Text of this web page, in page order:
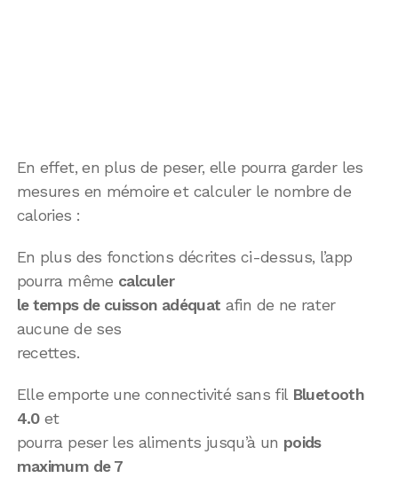
En effet, en plus de peser, elle pourra garder les
mesures en mémoire et calculer le nombre de
calories :
En plus des fonctions décrites ci-dessus, l’app
pourra même calculer
le temps de cuisson adéquat afin de ne rater
aucune de ses
recettes.
Elle emporte une connectivité sans fil Bluetooth
4.0et
pourra peser les aliments jusqu’à un poids
maximum de 7